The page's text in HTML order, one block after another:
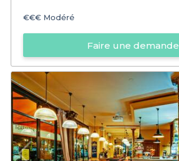
€€€ Modéré
Faire une demande